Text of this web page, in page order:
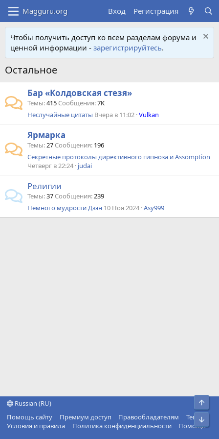
Вход Регистрация
Чтобы получить доступ ко всем разделам форума и
ценной информации - зарегистрируйтесь.
Остальное
Бар «Колдовская стезя»
Темы 415 Сообщения 7K
Неслучайные цитаты Вчера в 11:02 Vulkan
Ярмарка
Темы 27 Сообщения 196
Секретные протоколы директивного гипноза и Assomption
Четверг в 22:24 judai
Религии
Темы 37 Сообщения 239
Немного мудрости Дзэн 10 Ноя 2024 Asy999
Russian (RU)
Помощь сайту
Премиум доступ Правообладателям
Теги
Условия и правила
Политика конфиденциальности Помощь